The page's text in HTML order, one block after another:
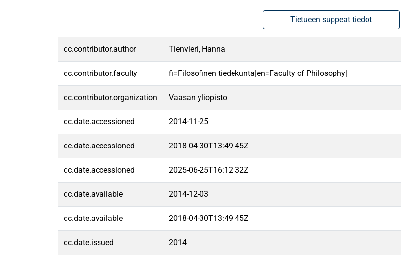
Tietueen suppeat tiedot
dc.contributor.author Tienvieri, Hanna
dc.contributor.faculty fi=Filosofinen tiedekunta|en=Faculty of Philosophy|
dc.contributor.organization Vaasan yliopisto
dc.date.accessioned 2014-11-25
dc.date.accessioned 2018-04-30T13:49:45Z
dc.date.accessioned 2025-06-25T16:12:32Z
dc.date.available 2014-12-03
dc.date.available 2018-04-30T13:49:45Z
dc.date.issued 2014